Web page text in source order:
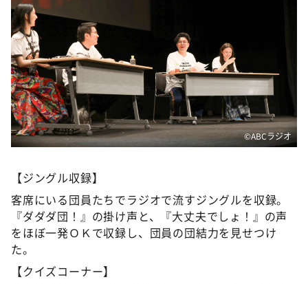
©️ABCラジオ
【ジングル収録】
客席にいる団員たちでラジオで流すジングルを収録。
『ダダダ団！』の掛け声と、『大丈夫でしょ！』の声
をほぼ一発ＯＫで収録し、団員の団結力を見せつけ
た。
【クイズコーナー】